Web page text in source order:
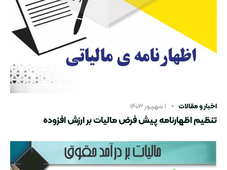
اخبار و مقالات ۱ شهریور ۱۴۰۳
تنظیم اظهارنامه پیش فرض مالیات بر ارزش افزوده